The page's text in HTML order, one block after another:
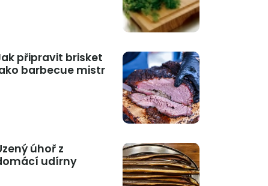
připravit brisket
barbecue mistr
úhoř z
udírny